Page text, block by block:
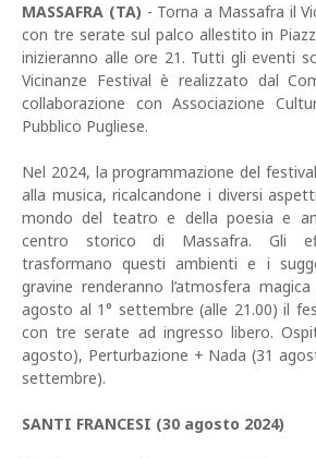
MASSAFRA (TA) - Torna a Massafra il
con tre serate sul palco allestito in
inizieranno alle ore 21. Tutti gli eventi
Vicinanze Festival è realizzato dal
collaborazione con Associazione
Pubblico Pugliese.
Nel 2024, la programmazione del
alla musica, ricalcandone i diversi
mondo del teatro e della poesia e
centro storico di Massafra. Gli
trasformano questi ambienti e i
gravine renderanno l’atmosfera
agosto al 1° settembre (alle 21.00) il
con tre serate ad ingresso libero.
agosto), Perturbazione + Nada (31
settembre).
SANTI FRANCESI (30 agosto 2024)